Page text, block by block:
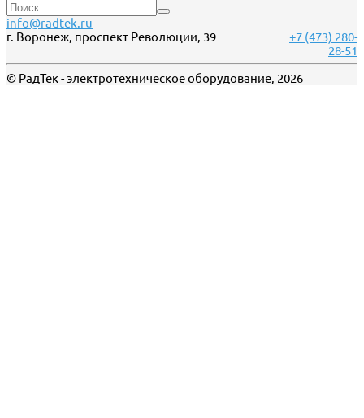
info@radtek.ru
г. Воронеж, проспект Революции, 39
+7 (473) 280-
28-51
© РадТек - электротехническое оборудование, 2026